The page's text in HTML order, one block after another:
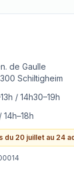
de Gaulle
Schiltigheim
/ 14h30–19h
du 20 juillet au 24